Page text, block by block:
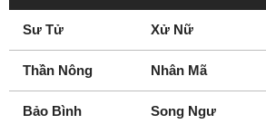
Sư Tử Xử Nữ
Thần Nông Nhân Mã
Bảo Bình Song Ngư